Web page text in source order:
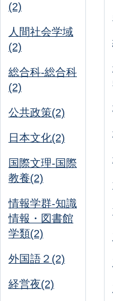
(2)
人間社会学域
(2)
総合科-総合科
(2)
公共政策(2)
日本文化(2)
国際文理-国際
教養(2)
情報学群-知識
情報・図書館
学類(2)
外国語２(2)
経営夜(2)